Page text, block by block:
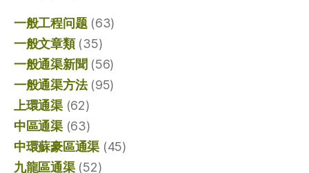
一般工程问题(63)
一般文章類(35)
一般通渠新聞 (56)
一般通渠方法(95)
上環通渠(62)
中區通渠(63)
中環蘇豪區通渠 (45)
九龍區通渠(52)